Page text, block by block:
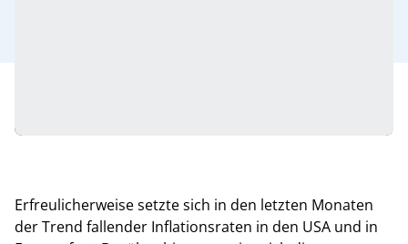
Erfreulicherweise setzte sich in den letzten Monaten
der Trend fallender Inflationsraten in den USA und in